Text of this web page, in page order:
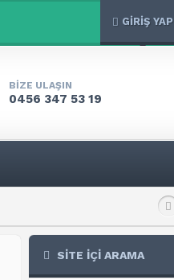
GİRİŞ YAP
BİZE ULAŞIN
0456 347 53 19
SİTE İÇİ ARAMA